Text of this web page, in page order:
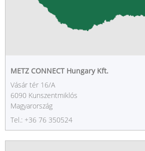
METZ CONNECT Hungary Kft.
Vásár tér 16/A
6090 Kunszentmiklós
Magyarország
Tel.: +36 76 350524